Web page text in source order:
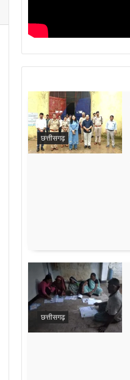
छत्तीसगढ़
छत्तीसगढ़